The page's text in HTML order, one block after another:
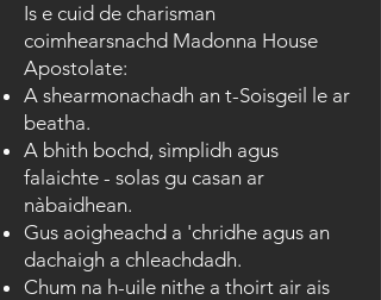
Is e cuid de charisman
coimhearsnachd Madonna House
Apostolate:
A shearmonachadh an t-Soisgeil le ar
beatha.
A bhith bochd, sìmplidh agus
falaichte - solas gu casan ar
nàbaidhean.
Gus aoigheachd a 'chridhe agus an
dachaigh a chleachdadh.
Chum na h-uile nithe a thoirt air ais